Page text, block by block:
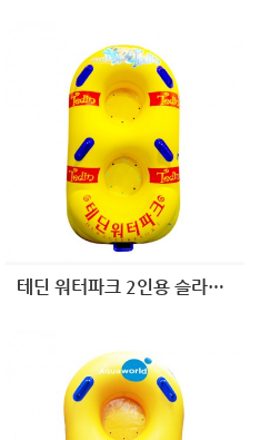
테딘 워터파크 2인용 슬라이드